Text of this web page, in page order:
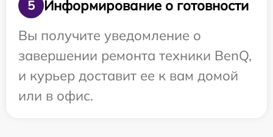
5
Информирование о готовности
Вы получите уведомление о
завершении ремонта техники BenQ,
и курьер доставит ее к вам домой
или в офис.